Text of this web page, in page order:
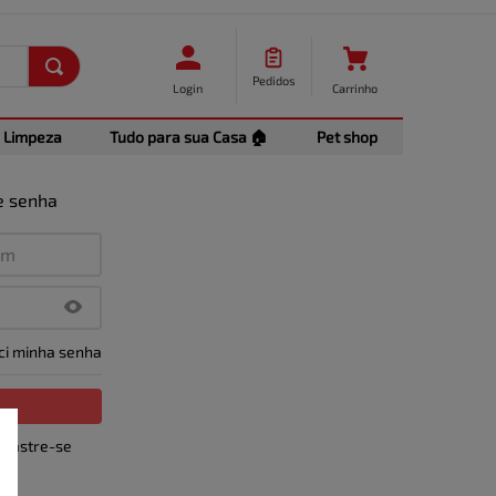
Login
Pedidos
Carrinho
Limpeza Tudo para sua Casa 🏠 Pet shop
senha
minha senha
se